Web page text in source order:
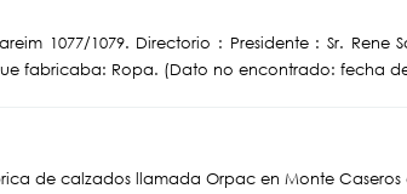
1077/1079. Directorio : Presidente : Sr.
fabricaba: Ropa. (Dato no encontrado: fecha
de calzados llamada Orpac en Monte Caseros